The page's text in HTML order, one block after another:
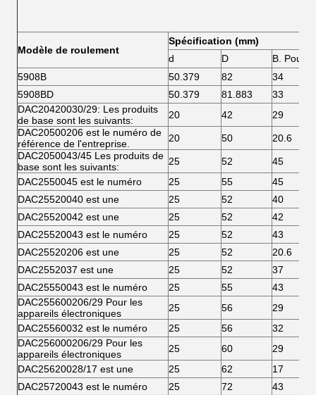
Modèle de roulement
Spécification (mm)
d
D
B. Pour
5908B
50.379 82
34
5908BD
50.379 81.883
33
DAC20420030/29: Les produits
de base sont les suivants:
20 42
29
DAC20500206 est le numéro de
référence de l'entreprise.
20 50
20.6
DAC2050043/45 Les produits de
base sont les suivants:
25 52
45
DAC2550045 est le numéro
25 55
45
DAC25520040 est une
25 52
40
DAC25520042 est une
25 52
42
DAC25520043 est le numéro
25 52
43
DAC25520206 est une
25 52
20.6
DAC2552037 est une
25 52
37
DAC25550043 est le numéro
25 55
43
DAC255600206/29 Pour les
appareils électroniques
25 56
29
DAC25560032 est le numéro
25 56
32
DAC256000206/29 Pour les
appareils électroniques
25 60
29
DAC25620028/17 est une
25 62
17
DAC25720043 est le numéro
25 72
43